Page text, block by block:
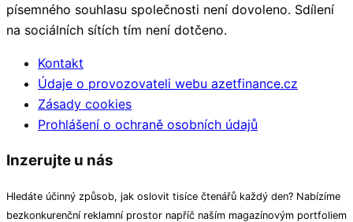
písemného souhlasu společnosti není dovoleno. Sdílení
na sociálních sítích tím není dotčeno.
Kontakt
Údaje o provozovateli webu azetfinance.cz
Zásady cookies
Prohlášení o ochraně osobních údajů
Inzerujte u nás
Hledáte účinný způsob, jak oslovit tisíce čtenářů každý den? Nabízíme
bezkonkurenční reklamní prostor napříč naším magazínovým portfoliem